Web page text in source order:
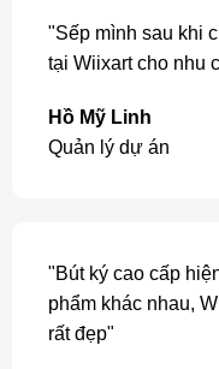
"Sếp mình sau khi
tại Wiixart cho nhu
Hồ Mỹ Linh
Quản lý dự án
"Bút ký cao cấp
phẩm khác nhau,
rất đẹp"